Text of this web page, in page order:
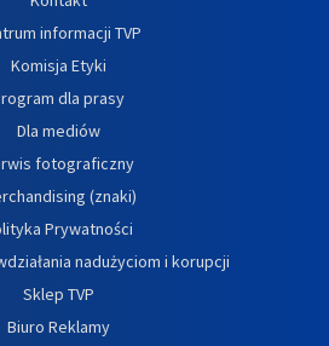
informacji TVP
Komisja Etyki
dla prasy
Dla mediów
fotograficzny
(znaki)
Prywatności
nadużyciom i korupcji
Sklep TVP
Biuro Reklamy